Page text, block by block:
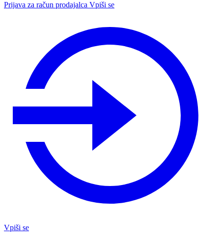
Prijava za račun prodajalca Vpiši se
Vpiši se